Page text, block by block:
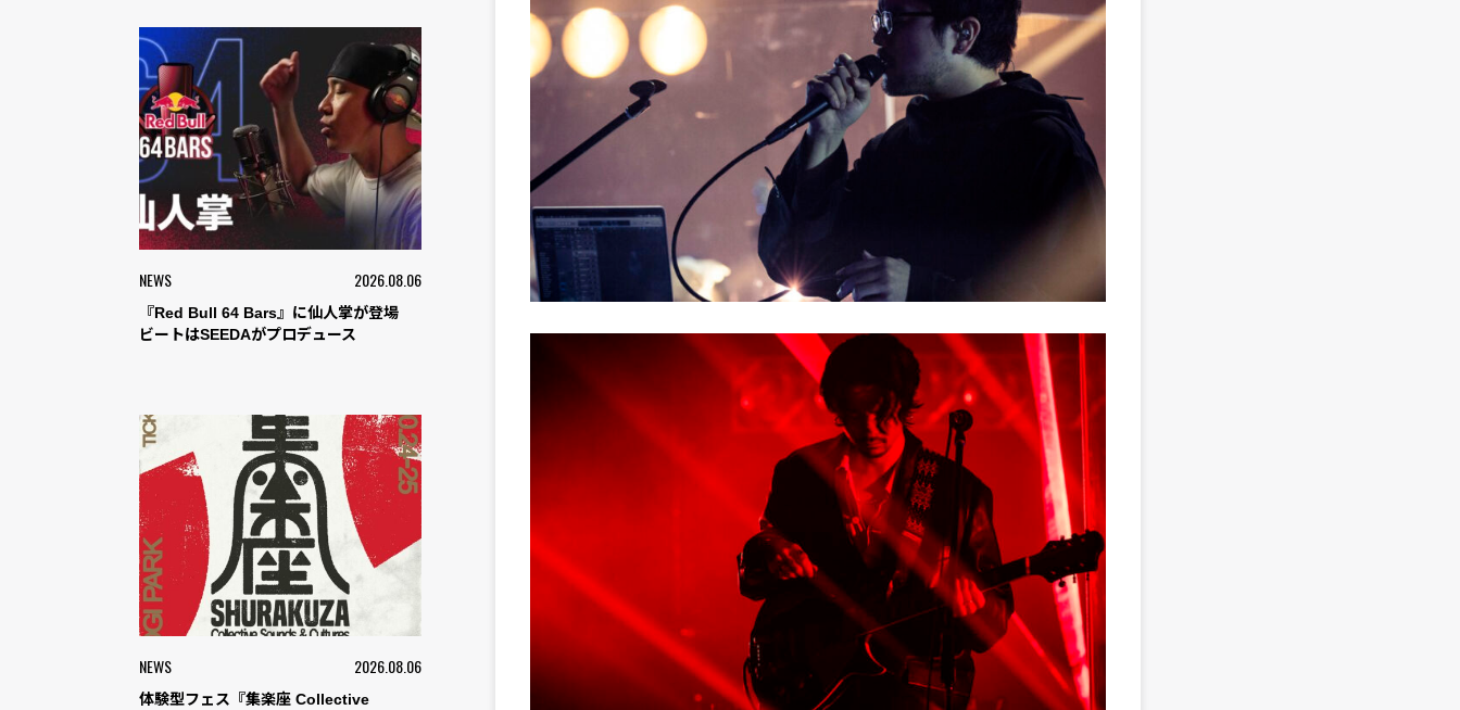
NEWS 2026.08.06
『Red Bull 64 Bars』に仙人掌が登場
ビートはSEEDAがプロデュース
NEWS 2026.08.06
体験型フェス『集楽座 Collective